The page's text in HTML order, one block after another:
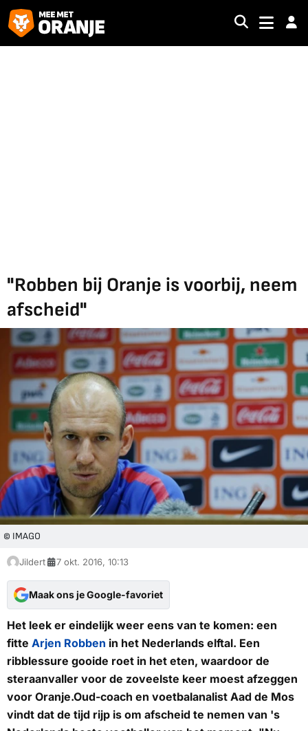
"Robben bij Oranje is voorbij, neem
afscheid"
© IMAGO
Jildert 7 okt. 2016, 10:13
Maak ons je Google-favoriet
Het leek er eindelijk weer eens van te komen: een
fitte Arjen Robben in het Nederlands elftal. Een
ribblessure gooide roet in het eten, waardoor de
steraanvaller voor de zoveelste keer moest afzeggen
voor Oranje.Oud-coach en voetbalanalist Aad de Mos
vindt dat de tijd rijp is om afscheid te nemen van 's